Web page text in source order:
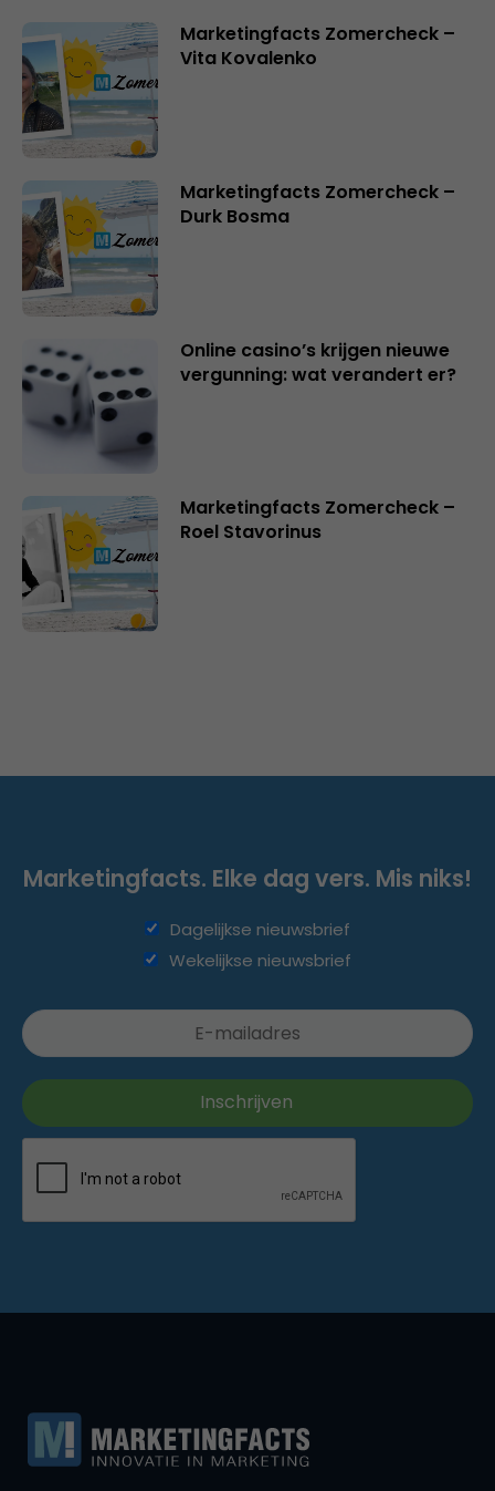
Marketingfacts Zomercheck –
Vita Kovalenko
Marketingfacts Zomercheck –
Durk Bosma
Online casino’s krijgen nieuwe
vergunning: wat verandert er?
Marketingfacts Zomercheck –
Roel Stavorinus
Marketingfacts. Elke dag vers. Mis niks!
Dagelijkse nieuwsbrief
Wekelijkse nieuwsbrief